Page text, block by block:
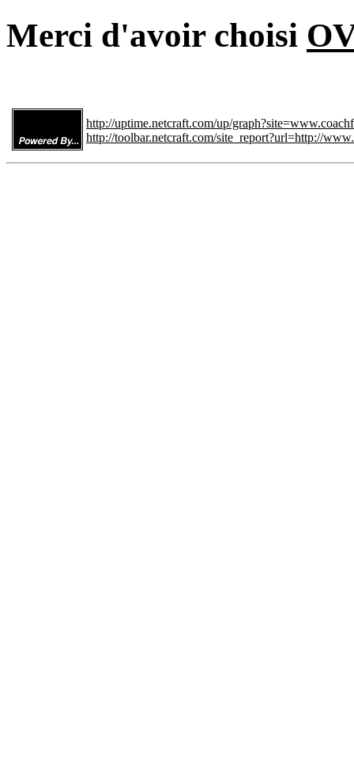
Merci d'avoir choisi
http://uptime.netcraft.com/up/
http://toolbar.netcraft.com/site_report?url=http://